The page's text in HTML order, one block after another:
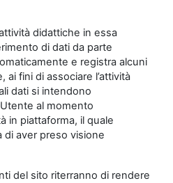
didattiche in essa
di dati da parte
e registra alcuni
fini di associare l’attività
dati si intendono
al momento
in piattaforma, il quale
aver preso visione
del sito riterranno di rendere